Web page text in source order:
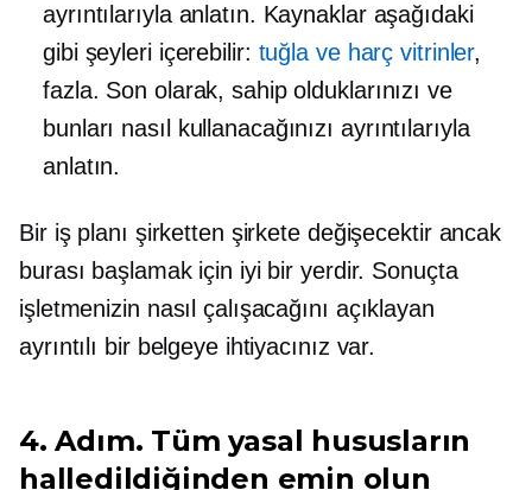
ayrıntılarıyla anlatın. Kaynaklar aşağıdaki
gibi şeyleri içerebilir: tuğla ve harç vitrinler,
fazla. Son olarak, sahip olduklarınızı ve
bunları nasıl kullanacağınızı ayrıntılarıyla
anlatın.
Bir iş planı şirketten şirkete değişecektir ancak
burası başlamak için iyi bir yerdir. Sonuçta
işletmenizin nasıl çalışacağını açıklayan
ayrıntılı bir belgeye ihtiyacınız var.
4. Adım. Tüm yasal hususların
halledildiğinden emin olun